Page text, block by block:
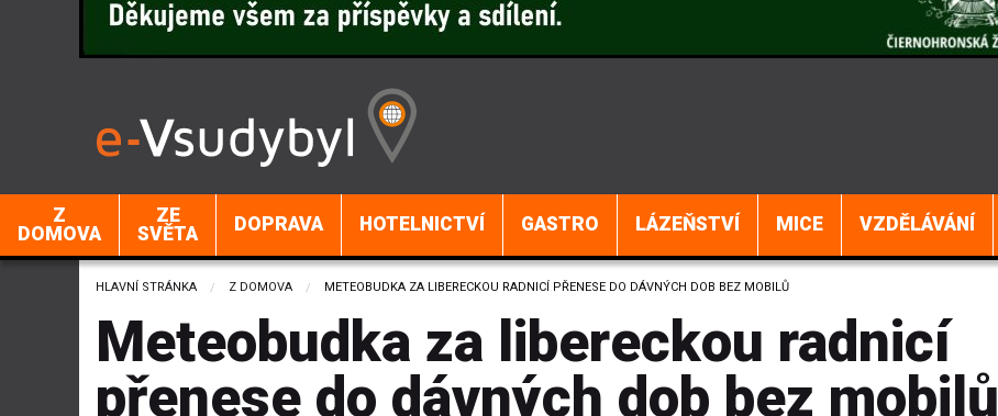
Z
DOMOVA
ZE
SVĚTA
DOPRAVA HOTELNICTVÍ GASTRO LÁZEŇSTVÍ MICE VZDĚLÁVÁNÍ
HLAVNÍ STRÁNKA Z DOMOVA CURRENT:
METEOBUDKA ZA LIBERECKOU RADNICÍ PŘENESE DO DÁVNÝCH DOB BEZ MOBILŮ
Meteobudka za libereckou radnicí
přenese do dávných dob bez mobilů